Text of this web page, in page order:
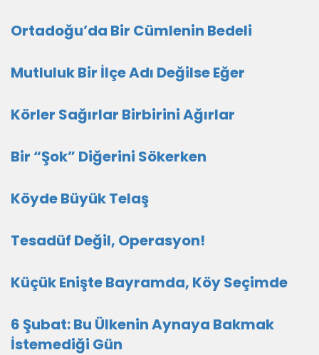
Ortadoğu’da Bir Cümlenin Bedeli
Mutluluk Bir İlçe Adı Değilse Eğer
Körler Sağırlar Birbirini Ağırlar
Bir “Şok” Diğerini Sökerken
Köyde Büyük Telaş
Tesadüf Değil, Operasyon!
Küçük Enişte Bayramda, Köy Seçimde
6 Şubat: Bu Ülkenin Aynaya Bakmak
İstemediği Gün